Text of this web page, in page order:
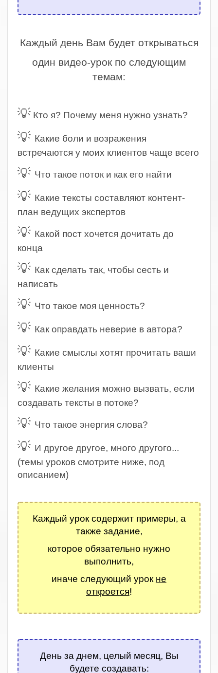
Каждый день Вам будет открываться
один видео-урок по следующим
темам:
💡 Кто я? Почему меня нужно узнать?
💡 Какие боли и возражения
встречаются у моих клиентов чаще всего
💡 Что такое поток и как его найти
💡 Какие тексты составляют контент-
план ведущих экспертов
💡 Какой пост хочется дочитать до
конца
💡 Как сделать так, чтобы сесть и
написать
💡 Что такое моя ценность?
💡 Как оправдать неверие в автора?
💡 Какие смыслы хотят прочитать ваши
клиенты
💡 Какие желания можно вызвать, если
создавать тексты в потоке?
💡 Что такое энергия слова?
💡 И другое другое, много другого...
(темы уроков смотрите ниже, под
описанием)
Каждый урок содержит примеры, а
также задание,
которое обязательно нужно
выполнить,
иначе следующий урок не
откроется!
День за днем, целый месяц, Вы
будете создавать: